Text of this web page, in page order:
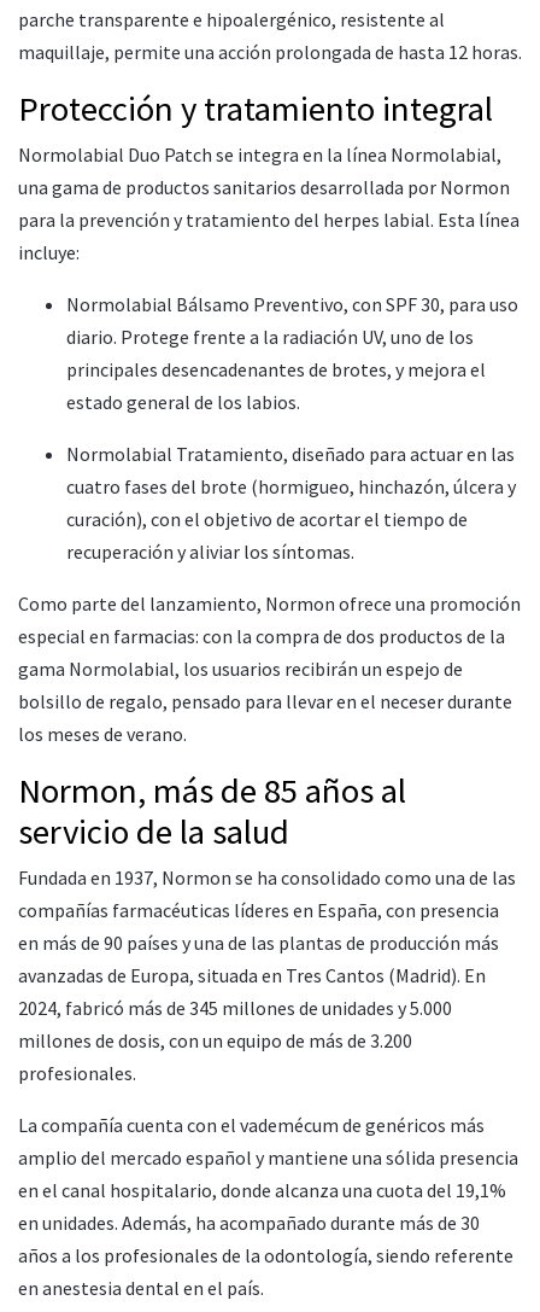
parche transparente e hipoalergénico, resistente al
maquillaje, permite una acción prolongada de hasta 12 horas.
Protección y tratamiento integral
Normolabial Duo Patch se integra en la línea Normolabial,
una gama de productos sanitarios desarrollada por Normon
para la prevención y tratamiento del herpes labial. Esta línea
incluye:
Normolabial Bálsamo Preventivo, con SPF 30, para uso
diario. Protege frente a la radiación UV, uno de los
principales desencadenantes de brotes, y mejora el
estado general de los labios.
Normolabial Tratamiento, diseñado para actuar en las
cuatro fases del brote (hormigueo, hinchazón, úlcera y
curación), con el objetivo de acortar el tiempo de
recuperación y aliviar los síntomas.
Como parte del lanzamiento, Normon ofrece una promoción
especial en farmacias: con la compra de dos productos de la
gama Normolabial, los usuarios recibirán un espejo de
bolsillo de regalo, pensado para llevar en el neceser durante
los meses de verano.
Normon, más de 85 años al
servicio de la salud
Fundada en 1937, Normon se ha consolidado como una de las
compañías farmacéuticas líderes en España, con presencia
en más de 90 países y una de las plantas de producción más
avanzadas de Europa, situada en Tres Cantos (Madrid). En
2024, fabricó más de 345 millones de unidades y 5.000
millones de dosis, con un equipo de más de 3.200
profesionales.
La compañía cuenta con el vademécum de genéricos más
amplio del mercado español y mantiene una sólida presencia
en el canal hospitalario, donde alcanza una cuota del 19,1%
en unidades. Además, ha acompañado durante más de 30
años a los profesionales de la odontología, siendo referente
en anestesia dental en el país.